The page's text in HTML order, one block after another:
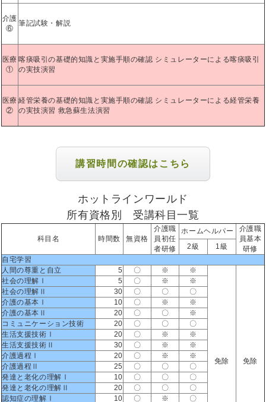
介護
⑥
筆記試験・解説
医療
①
喀痰吸引の基礎的知識と実施手順の確認 シミュレーターによる喀痰吸引
の実技演習
医療
②
経管栄養の基礎的知識と実施手順の確認 シミュレーターによる経管栄養
の実技演習 救急蘇生法演習
講習時間の確認はこちら
ホットラインワールド
所有資格別 受講科目一覧
科目名 時間数 無資格
介護職
員初任
者研修
ホームヘルパー
介護職
員基本
研修
2級
1級
自宅学習
人間の尊重と自立
5 〇 ※ ※
免除 免除
社会の理解Ⅰ 5 〇 ※
※
社会の理解Ⅱ
30 〇 〇
〇
介護の基本Ⅰ
10 〇 ※
※
介護の基本Ⅱ
20 〇 〇
※
コミュニケーション技術
20 〇 〇
〇
生活支援技術Ⅰ
20 〇 ※
※
生活支援技術Ⅱ
30 〇 ※
※
介護過程Ⅰ
20 〇 ※
※
介護過程Ⅱ
25 〇 〇
〇
発達と老化の理解Ⅰ
10 〇 〇
〇
発達と老化の理解Ⅱ
20 〇 〇
〇
認知症の理解Ⅰ
10 〇 ※ 〇